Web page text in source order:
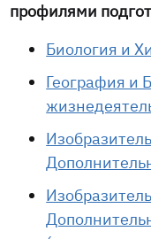
профилями
Биология и
География и